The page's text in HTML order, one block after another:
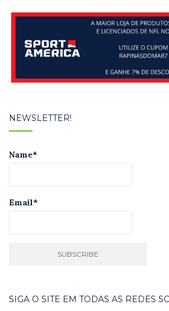
NEWSLETTER!
Name*
Email*
SIGA O SITE EM TODAS AS REDES